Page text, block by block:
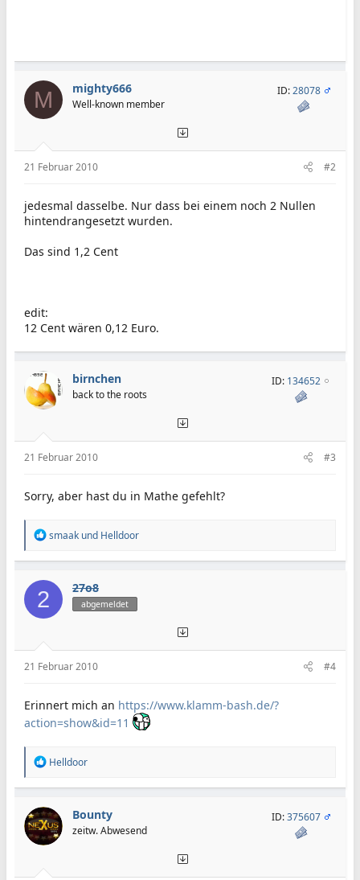
M mighty666
Well-known member
ID:28078
21 Februar 2010 #2
jedesmal dasselbe. Nur dass bei einem noch 2 Nullen
hintendrangesetzt wurden.
Das sind 1,2 Cent
edit:
12 Cent wären 0,12 Euro.
birnchen
back to the roots
ID: 134652
21 Februar 2010 #3
Sorry, aber hast du in Mathe gefehlt?
R
a
t
i
o
n
:
smaak und Helldoor
2 27o8
abgemeldet
21 Februar 2010 #4
Erinnert mich an https://www.klamm-bash.de/?
action=show&id=11
R
a
t
i
o
n
Helldoor
Bounty
zeitw. Abwesend
ID:375607